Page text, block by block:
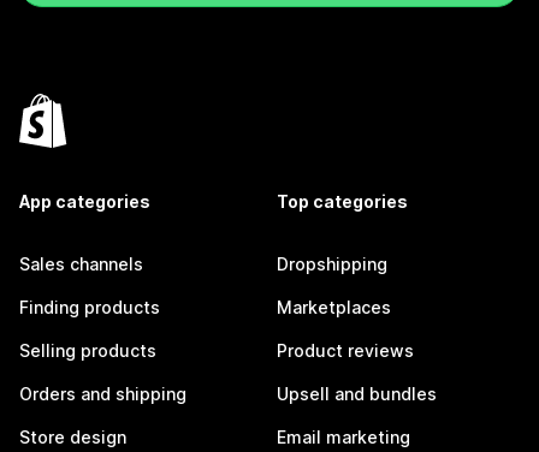
App categories
Sales channels
Finding products
Selling products
Orders and shipping
Store design
Top categories
Dropshipping
Marketplaces
Product reviews
Upsell and bundles
Email marketing